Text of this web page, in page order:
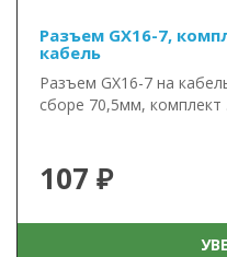
Разъем GX16-7,
кабель
Разъем GX16-7 на
сборе 70,5мм, комплект
107 ₽